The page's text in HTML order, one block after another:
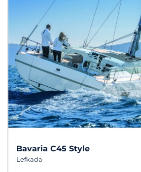
Bavaria C45 Style
Lefkada